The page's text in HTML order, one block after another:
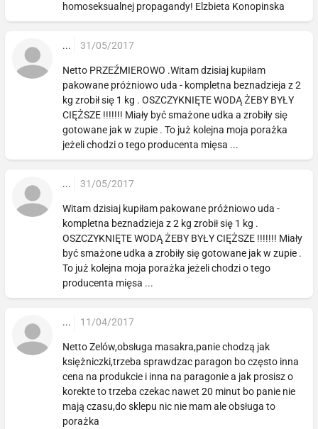
homoseksualnej propagandy! Elzbieta Konopinska
... 31/05/2017
Netto PRZEŹMIEROWO .Witam dzisiaj kupiłam
pakowane próżniowo uda - kompletna beznadzieja z 2
kg zrobił się 1 kg . OSZCZYKNIĘTE WODĄ ŻEBY BYŁY
CIĘŻSZE !!!!!!! Miały być smażone udka a zrobiły się
gotowane jak w zupie . To już kolejna moja porażka
jeżeli chodzi o tego producenta mięsa ...
... 31/05/2017
Witam dzisiaj kupiłam pakowane próżniowo uda -
kompletna beznadzieja z 2 kg zrobił się 1 kg .
OSZCZYKNIĘTE WODĄ ŻEBY BYŁY CIĘŻSZE !!!!!!! Miały
być smażone udka a zrobiły się gotowane jak w zupie .
To już kolejna moja porażka jeżeli chodzi o tego
producenta mięsa ...
... 11/04/2017
Netto Zelów,obsługa masakra,panie chodzą jak
księżniczki,trzeba sprawdzac paragon bo często inna
cena na produkcie i inna na paragonie a jak prosisz o
korekte to trzeba czekac nawet 20 minut bo panie nie
mają czasu,do sklepu nic nie mam ale obsługa to
porażka